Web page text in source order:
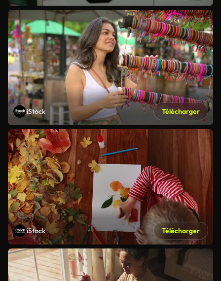
iStock Télécharger
iStock Télécharger